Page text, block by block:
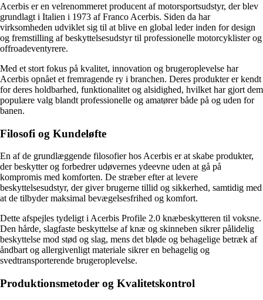
Acerbis er en velrenommeret producent af motorsportsudstyr, der blev
grundlagt i Italien i 1973 af Franco Acerbis. Siden da har
virksomheden udviklet sig til at blive en global leder inden for design
og fremstilling af beskyttelsesudstyr til professionelle motorcyklister og
offroadeventyrere.
Med et stort fokus på kvalitet, innovation og brugeroplevelse har
Acerbis opnået et fremragende ry i branchen. Deres produkter er kendt
for deres holdbarhed, funktionalitet og alsidighed, hvilket har gjort dem
populære valg blandt professionelle og amatører både på og uden for
banen.
Filosofi og Kundeløfte
En af de grundlæggende filosofier hos Acerbis er at skabe produkter,
der beskytter og forbedrer udøvernes ydeevne uden at gå på
kompromis med komforten. De stræber efter at levere
beskyttelsesudstyr, der giver brugerne tillid og sikkerhed, samtidig med
at de tilbyder maksimal bevægelsesfrihed og komfort.
Dette afspejles tydeligt i Acerbis Profile 2.0 knæbeskytteren til voksne.
Den hårde, slagfaste beskyttelse af knæ og skinneben sikrer pålidelig
beskyttelse mod stød og slag, mens det bløde og behagelige betræk af
åndbart og allergivenligt materiale sikrer en behagelig og
svedtransporterende brugeroplevelse.
Produktionsmetoder og Kvalitetskontrol